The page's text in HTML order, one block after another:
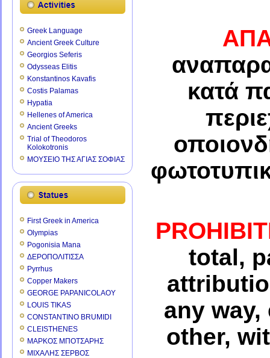
Greek Language
Ancient Greek Culture
Georgios Seferis
Odysseas Elitis
Konstantinos Kavafis
Costis Palamas
Hypatia
Hellenes of America
Ancient Greeks
Trial of Theodoros
Kolokotronis
ΜΟΥΣΕΙΟ ΤΗΣ ΑΓΙΑΣ ΣΟΦΙΑΣ
First Greek in America
Olympias
Pogonisia Mana
ΔΕΡΟΠΟΛΙΤΙΣΣΑ
Pyrrhus
Copper Makers
GEORGE PAPANICOLAOY
LOUIS TIKAS
CONSTANTINO BRUMIDI
CLEISTHENES
ΜΑΡΚΟΣ ΜΠΟΤΣΑΡΗΣ
ΜΙΧΑΛΗΣ ΣΕΡΒΟΣ
κατά
total,
any
other,